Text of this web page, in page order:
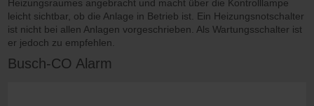
Heizungsraumes angebracht und macht über die Kontrolllampe
leicht sichtbar, ob die Anlage in Betrieb ist. Ein Heizungsnotschalter
ist nicht bei allen Anlagen vorgeschrieben. Als Wartungsschalter ist
er jedoch zu empfehlen.
Busch-CO Alarm